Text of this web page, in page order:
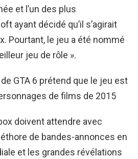
et l’un des plus
ayant décidé qu’il s’agirait
Pourtant, le jeu a été nommé
jeu de rôle ».
de GTA 6 prétend que le jeu est
de films de 2015
doivent attendre avec
de bandes-annonces en
et les grandes révélations